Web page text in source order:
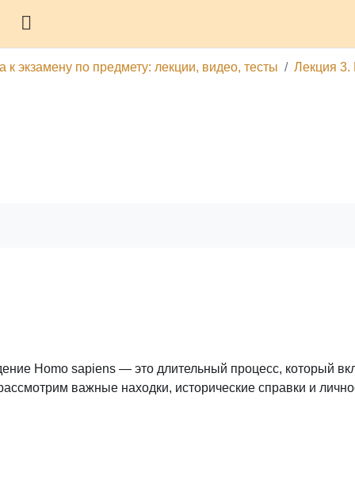
к экзамену по предмету: лекции, видео, тесты Лекция 3.
Homo sapiens — это длительный процесс, который
важные находки, исторические справки и